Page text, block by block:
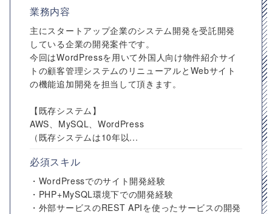
業務内容
主にスタートアップ企業のシステム開発を受託開発
している企業の開発案件です。
今回はWordPressを用いて外国人向け物件紹介サイ
トの顧客管理システムのリニューアルとWebサイト
の機能追加開発を担当して頂きます。
【既存システム】
AWS、MySQL、WordPress
（既存システムは10年以...
必須スキル
・WordPressでのサイト開発経験
・PHP+MySQL環境下での開発経験
・外部サービスのREST APIを使ったサービスの開発